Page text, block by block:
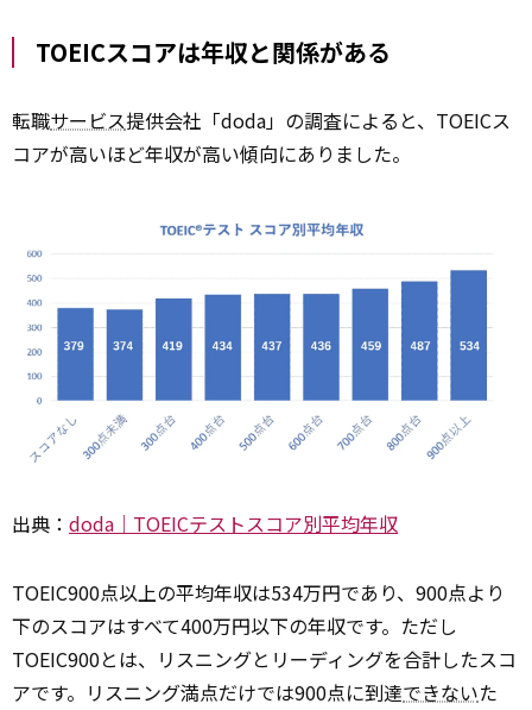
TOEICスコアは年収と関係がある
転職サービス提供会社「doda」の調査によると、TOEICス
コアが高いほど年収が高い傾向にありました。
出典： doda｜TOEICテストスコア別平均年収
TOEIC900点以上の平均年収は534万円であり、900点より
下のスコアはすべて400万円以下の年収です。ただし
TOEIC900とは、リスニングとリーディングを合計したスコ
アです。リスニング満点だけでは900点に到達できないた